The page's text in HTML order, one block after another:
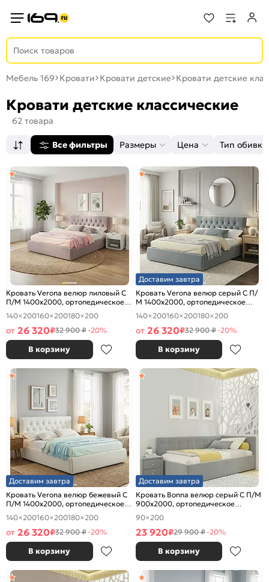
Мебель 169 Кровати Кровати детские Кровати детские
Кровати детские классические
62 товара
Все фильтры Размеры Цена Тип обивки
Кровать Verona велюр лиловый С
П/М 1400x2000, ортопедическое
основание, изголовье мягкое
140×200160×200180×200
от 26 320₽32 900 ₽-20%
В корзину
Доставим завтра
Кровать Verona велюр серый С П/
М 1400x2000, ортопедическое
основание, изголовье мягкое
140×200160×200180×200
от 26 320₽32 900 ₽-20%
В корзину
Доставим завтра
Кровать Verona велюр бежевый С
П/М 1400x2000, ортопедическое
основание, изголовье мягкое
140×200160×200180×200
от 26 320₽32 900 ₽-20%
В корзину
Доставим завтра
Кровать Bonna велюр серый С П/М
900x2000, ортопедическое
основание, изголовье мягкое
90×200
23 920₽29 900 ₽-20%
В корзину